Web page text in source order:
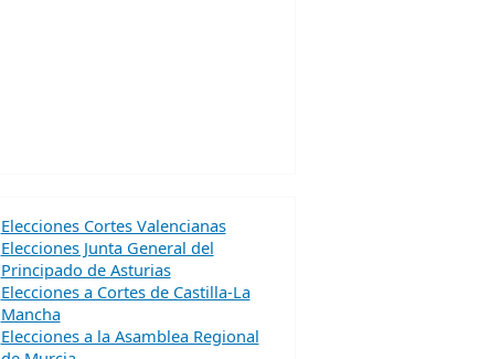
Elecciones Cortes Valencianas
Elecciones Junta General del
Principado de Asturias
Elecciones a Cortes de Castilla-La
Mancha
Elecciones a la Asamblea Regional